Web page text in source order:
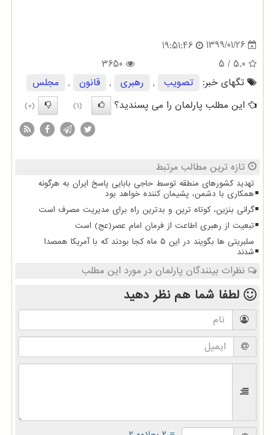
1399/01/26
19:51:46
5.0
/ 5
3650
تگهای خبر:
تصویب , رهبری , قانون ,
مجلس
این مطلب پارلمان را می پسندید؟
(1)
(0)
تازه ترین مطالب مرتبط
تهدید کشورهای منطقه توسط حاجی بابایی پاسخ ایران به هرگونه
همکاری با دشمن، پشیمان کننده خواهد بود
گرانی بنزین، کوتاه ترین و بدترین راه برای مدیریت مصرف است
تبعیت از رهبری اطاعت از فرمان امام عصر(عج) است
سلبریتی ها بگویند در این ۵ ماه کجا بودند که با آمریکا همصدا
شدند
نظرات بینندگان پارلمان در مورد این مطلب
لطفا شما همنظر دهید